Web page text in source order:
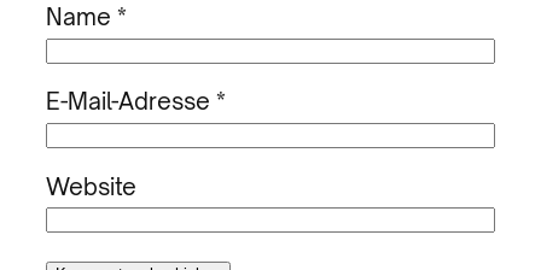
Name *
E-Mail-Adresse *
Website